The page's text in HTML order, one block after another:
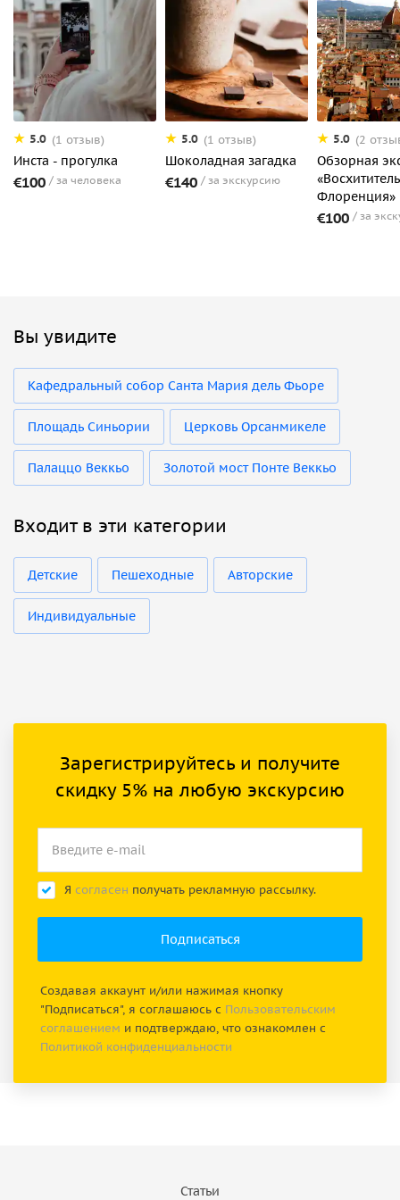
5.0 (1 отзыв)
Инста - прогулка
€100 за человека
5.0 (1 отзыв)
Шоколадная загадка
€140 за экскурсию
5.0 (2
Обзорная
Флоренция»
€100 за
Вы увидите
Кафедральный собор Санта Мария дель Фьоре
Площадь Синьории Церковь Орсанмикеле
Палаццо Веккьо Золотой мост Понте Веккьо
Входит в эти категории
Детские Пешеходные Авторские
Индивидуальные
Зарегистрируйтесь и получите
скидку 5% на любую экскурсию
Я согласен получать рекламную рассылку.
Создавая аккаунт и/или нажимая кнопку
"Подписаться", я соглашаюсь с Пользовательским
соглашением и подтверждаю, что ознакомлен с
Политикой конфиденциальности
Статьи